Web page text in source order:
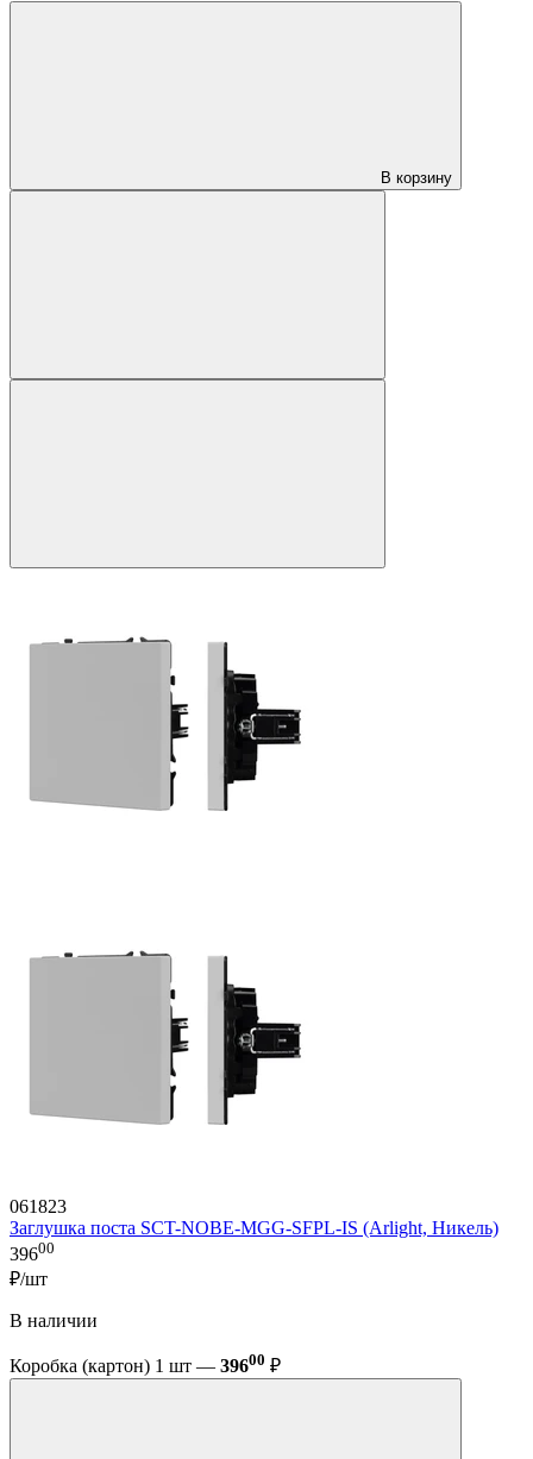
В корзину
061823
Заглушка поста SCT-NOBE-MGG-SFPL-IS (Arlight, Никель)
39600
₽/шт
В наличии
Коробка (картон) 1 шт — 39600 ₽